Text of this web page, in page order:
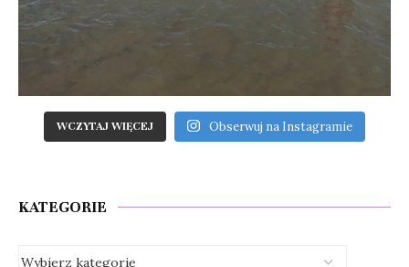
WCZYTAJ WIĘCEJ Obserwuj na Instagramie
KATEGORIE